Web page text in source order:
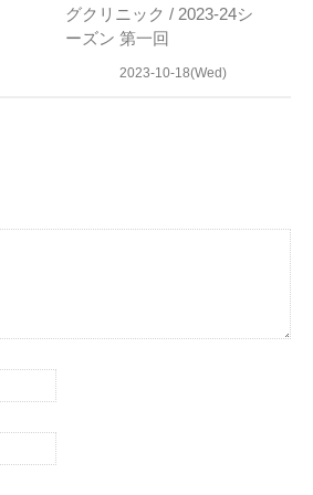
グクリニック / 2023-24シ
ーズン 第一回
2023-10-18(Wed)